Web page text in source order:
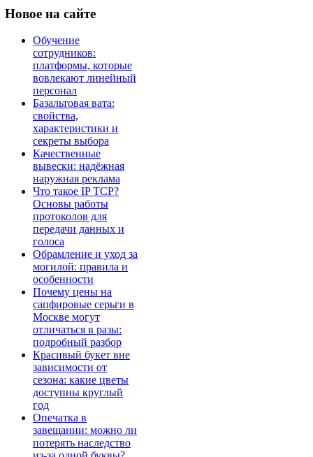
Новое на сайте
Обучение
сотрудников:
платформы, которые
вовлекают линейный
персонал
Базальтовая вата:
свойства,
характеристики и
секреты выбора
Качественные
вывески: надёжная
наружная реклама
Что такое IP TCP?
Основы работы
протоколов для
передачи данных и
голоса
Обрамление и уход за
могилой: правила и
особенности
Почему цены на
сапфировые серьги в
Москве могут
отличаться в разы:
подробный разбор
Красивый букет вне
зависимости от
сезона: какие цветы
доступны круглый
год
Опечатка в
завещании: можно ли
потерять наследство